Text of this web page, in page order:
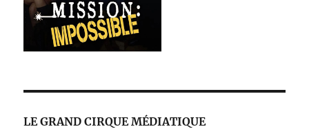
LE GRAND CIRQUE MÉDIATIQUE